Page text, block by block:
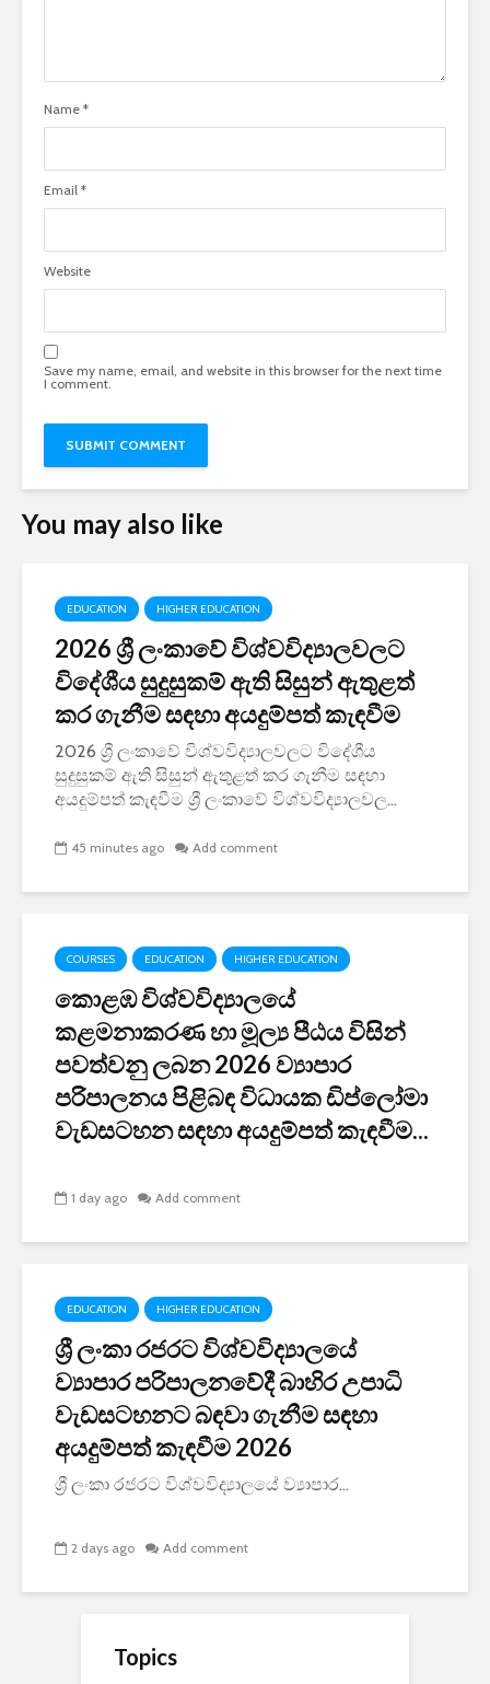
Name *
Email *
Website
Save my name, email, and website in this browser for the next time
I comment.
You may also like
EDUCATION HIGHER EDUCATION
2026 ශ්‍රී ලංකාවේ විශ්වවිද්‍යාලවලට
විදේශීය සුදුසුකම් ඇති සිසුන් ඇතුළත්
කර ගැනීම සඳහා අයදුම්පත් කැඳවීම
2026 ශ්‍රී ලංකාවේ විශ්වවිද්‍යාලවලට විදේශීය
සුදුසුකම් ඇති සිසුන් ඇතුළත් කර ගැනීම සඳහා
අයදුම්පත් කැඳවීම ශ්‍රී ලංකාවේ විශ්වවිද්‍යාලවල...
45 minutes ago Add comment
COURSES EDUCATION HIGHER EDUCATION
කොළඹ විශ්වවිද්‍යාලයේ
කළමනාකරණ හා මූල්‍ය පීඨය විසින්
පවත්වනු ලබන 2026 ව්‍යාපාර
පරිපාලනය පිළිබඳ විධායක ඩිප්ලෝමා
වැඩසටහන සඳහා අයදුම්පත් කැඳවීම...
1 day ago Add comment
EDUCATION HIGHER EDUCATION
ශ්‍රී ලංකා රජරට විශ්වවිද්‍යාලයේ
ව්‍යාපාර පරිපාලනවේදී බාහිර උපාධි
වැඩසටහනට බඳවා ගැනීම සඳහා
අයදුම්පත් කැඳවීම 2026
ශ්‍රී ලංකා රජරට විශ්වවිද්‍යාලයේ ව්‍යාපාර...
2 days ago Add comment
Topics